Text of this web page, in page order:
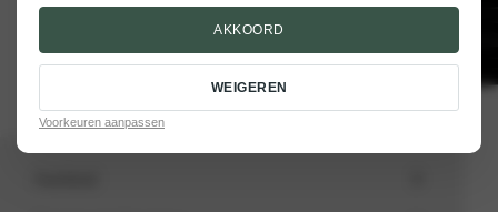
AKKOORD
WEIGEREN
Voorkeuren aanpassen
VERSTUREN